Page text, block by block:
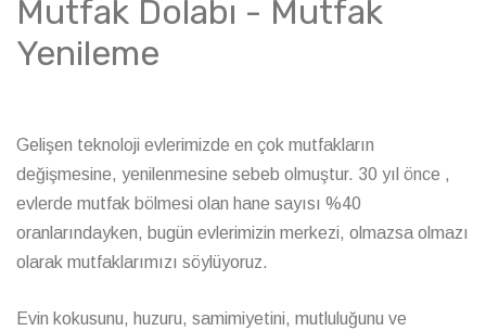
Mutfak Dolabı - Mutfak
Yenileme
Gelişen teknoloji evlerimizde en çok mutfakların
değişmesine, yenilenmesine sebeb olmuştur. 30 yıl önce ,
evlerde mutfak bölmesi olan hane sayısı %40
oranlarındayken, bugün evlerimizin merkezi, olmazsa olmazı
olarak mutfaklarımızı söylüyoruz.
Evin kokusunu, huzuru, samimiyetini, mutluluğunu ve